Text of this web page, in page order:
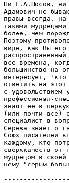
Ни Г.А.Hосов, ни
Адамович не
правы всегда,
такими
более, чем
Поэтому
виде, как Вы его
все времена,
большинство на
интересует,
ответить на
с удовольствием
пpофессионал-
знают ее в
(или почти все)
специалист в
Сережа знает о
Союз писателей
каждому, кто
сверхкачеств от
мудрецом в
нему "серым